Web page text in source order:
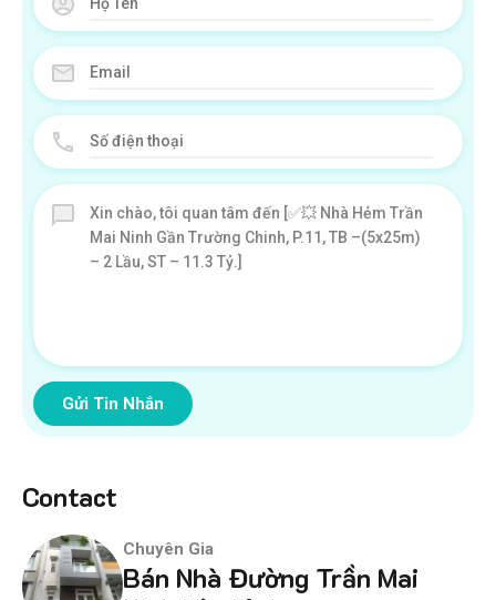
Gửi Tin Nhắn
Contact
Chuyên Gia
Bán Nhà Đường Trần Mai